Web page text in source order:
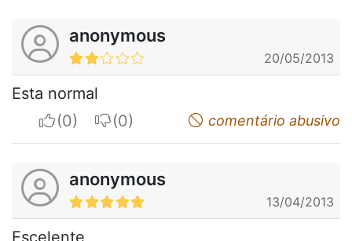
anonymous
20/05/2013
Esta normal
I apreciateI do not appreciatecomentário abusivo
anonymous
13/04/2013
Escelente